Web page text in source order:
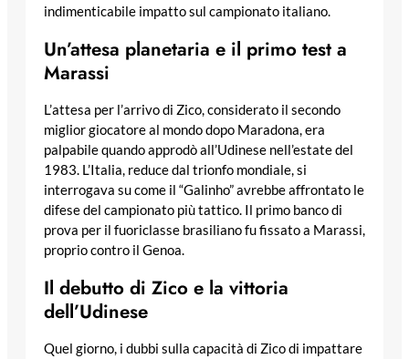
indimenticabile impatto sul campionato italiano.
Un’attesa planetaria e il primo test a
Marassi
L’attesa per l’arrivo di Zico, considerato il secondo
miglior giocatore al mondo dopo Maradona, era
palpabile quando approdò all’Udinese nell’estate del
1983. L’Italia, reduce dal trionfo mondiale, si
interrogava su come il “Galinho” avrebbe affrontato le
difese del campionato più tattico. Il primo banco di
prova per il fuoriclasse brasiliano fu fissato a Marassi,
proprio contro il Genoa.
Il debutto di Zico e la vittoria
dell’Udinese
Quel giorno, i dubbi sulla capacità di Zico di impattare